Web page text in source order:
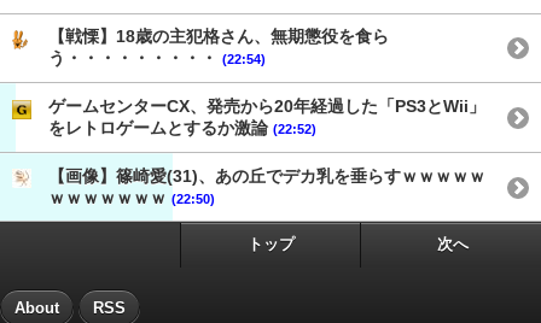
【戦慄】18歳の主犯格さん、無期懲役を食ら
う・・・・・・・・・
(22:54)
ゲームセンターCX、発売から20年経過した「PS3とWii」
をレトロゲームとするか激論 (22:52)
【画像】篠崎愛(31)、あの丘でデカ乳を垂らすｗｗｗｗｗ
ｗｗｗｗｗｗｗ (22:50)
トップ 次へ
About RSS